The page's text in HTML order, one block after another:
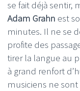
se fait déjà sentir,
Adam Grahn est
minutes. Il ne se
profite des
tirer la langue au
à grand renfort
musiciens ne sont